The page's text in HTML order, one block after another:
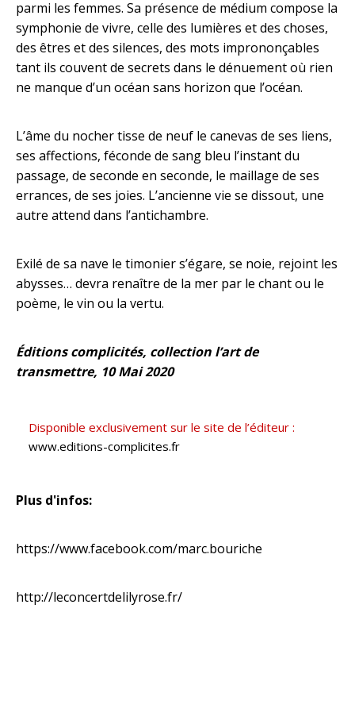
parmi les femmes. Sa présence de médium compose la
symphonie de vivre, celle des lumières et des choses,
des êtres et des silences, des mots imprononçables
tant ils couvent de secrets dans le dénuement où rien
ne manque d’un océan sans horizon que l’océan.
L’âme du nocher tisse de neuf le canevas de ses liens,
ses affections, féconde de sang bleu l’instant du
passage, de seconde en seconde, le maillage de ses
errances, de ses joies. L’ancienne vie se dissout, une
autre attend dans l’antichambre.
Exilé de sa nave le timonier s’égare, se noie, rejoint les
abysses… devra renaître de la mer par le chant ou le
poème, le vin ou la vertu.
Éditions complicités, collection l’art de
transmettre, 10 Mai 2020
Disponible exclusivement sur le site de l’éditeur :
www.editions-complicites.fr
Plus d'infos:
https://www.facebook.com/marc.bouriche
http://leconcertdelilyrose.fr/